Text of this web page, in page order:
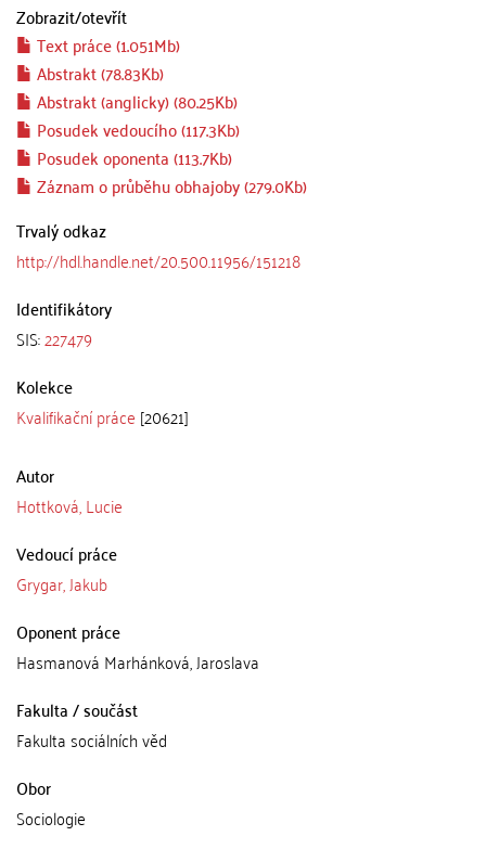
Zobrazit/otevřít
Text práce (1.051Mb)
Abstrakt (78.83Kb)
Abstrakt (anglicky) (80.25Kb)
Posudek vedoucího (117.3Kb)
Posudek oponenta (113.7Kb)
Záznam o průběhu obhajoby (279.0Kb)
Trvalý odkaz
http://hdl.handle.net/20.500.11956/151218
Identifikátory
SIS:227479
Kolekce
Kvalifikační práce [20621]
Autor
Hottková, Lucie
Vedoucí práce
Grygar, Jakub
Oponent práce
Hasmanová Marhánková, Jaroslava
Fakulta / součást
Fakulta sociálních věd
Obor
Sociologie